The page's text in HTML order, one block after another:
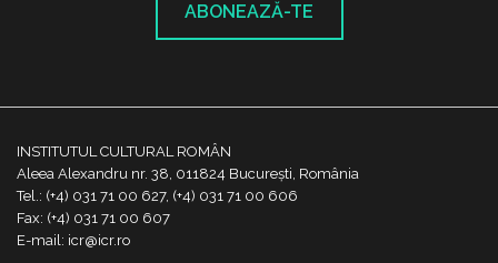
ABONEAZĂ-TE
INSTITUTUL CULTURAL ROMÂN
Aleea Alexandru nr. 38, 011824 București, România
Tel.: (+4) 031 71 00 627, (+4) 031 71 00 606
Fax: (+4) 031 71 00 607
E-mail: icr@icr.ro